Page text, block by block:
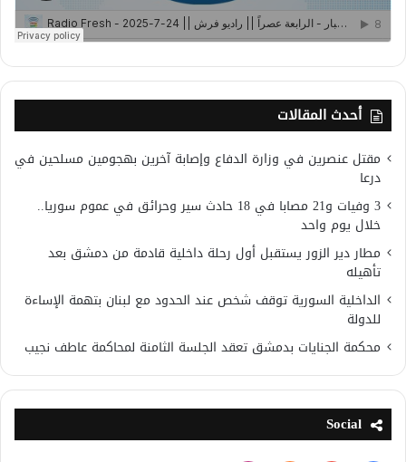
أحدث المقالات
مقتل عنصرين في وزارة الدفاع وإصابة آخرين بهجومين مسلحين في
درعا
3 وفيات و21 مصابا في 18 حادث سير وحرائق في عموم سوريا..
خلال يوم واحد
مطار دير الزور يستقبل أول رحلة داخلية قادمة من دمشق بعد
تأهيله
الداخلية السورية توقف شخص عند الحدود مع لبنان بتهمة الإساءة
للدولة
محكمة الجنايات بدمشق تعقد الجلسة الثامنة لمحاكمة عاطف نجيب
Social